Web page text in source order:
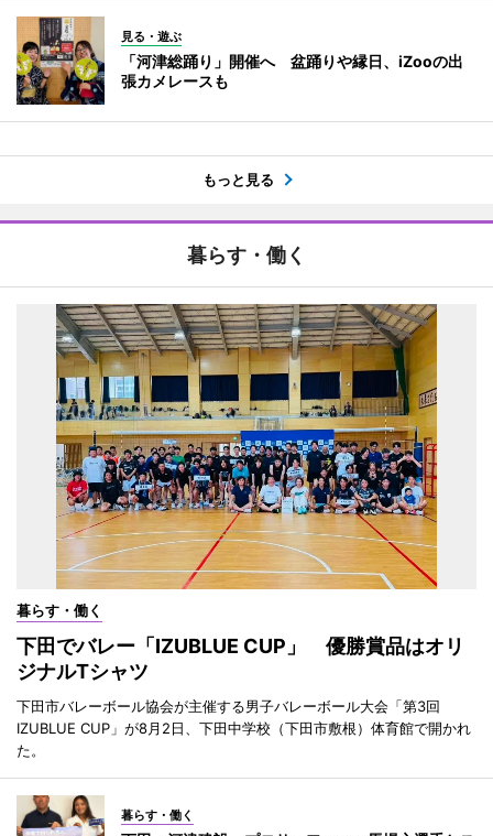
見る・遊ぶ
「河津総踊り」開催へ 盆踊りや縁日、iZooの出
張カメレースも
もっと見る
暮らす・働く
暮らす・働く
下田でバレー「IZUBLUE CUP」 優勝賞品はオリ
ジナルTシャツ
下田市バレーボール協会が主催する男子バレーボール大会「第3回
IZUBLUE CUP」が8月2日、下田中学校（下田市敷根）体育館で開かれ
た。
暮らす・働く